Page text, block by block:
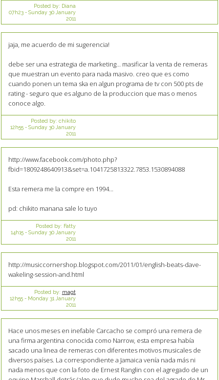
Posted by: Diana
07h23- Sunday 30 January
2011
jaja, me acuerdo de mi sugerencia!
debe ser una estrategia de marketing... masificar la venta de remeras
que muestran un evento para nada masivo. creo que es como
cuando ponen un tema ska en algun programa de tv con 500 pts de
rating - seguro que es alguno de la produccion que mas o menos
conoce algo.
Posted by: chikito
12h55- Sunday 30 January
2011
http://www.facebook.com/photo.php?
fbid=1809248640913&set=a.1041725813322.7853.1530894088
Esta remera me la compre en 1994...
pd: chikito manana sale lo tuyo
Posted by: Fatty
14h15- Sunday 30 January
2011
http://musiccornershop.blogspot.com/2011/01/english-beats-dave-
wakeling-session-and.html
Posted by: magt
12h55- Monday 31 January
2011
Hace unos meses en inefable Carcacho se compró una remera de
una firma argentina conocida como Narrow, esta empresa había
sacado una linea de remeras con diferentes motivos musicales de
diversos países. La correspondiente a Jamaica venía nada más ni
nada menos que con la foto de Ernest Ranglin con el agregado de un